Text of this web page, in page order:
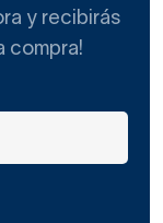
y recibirás
compra!